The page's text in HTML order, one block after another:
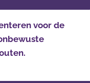
voor de